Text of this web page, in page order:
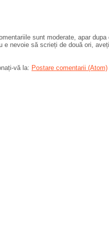
sunt moderate, apar
e nevoie să scrieți de două ori,
vă la: Postare comentarii (Atom)